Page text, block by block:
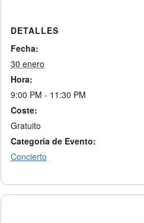
DETALLES
Fecha:
30 enero
Hora:
9:00 PM - 11:30 PM
Coste:
Gratuito
Categoría de Evento:
Concierto